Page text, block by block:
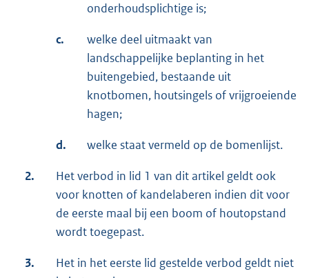
onderhoudsplichtige is;
c.
welke deel uitmaakt van
landschappelijke beplanting in het
buitengebied, bestaande uit
knotbomen, houtsingels of vrijgroeiende
hagen;
d. welke staat vermeld op de bomenlijst.
2.
Het verbod in lid 1 van dit artikel geldt ook
voor knotten of kandelaberen indien dit voor
de eerste maal bij een boom of houtopstand
wordt toegepast.
3.
Het in het eerste lid gestelde verbod geldt niet